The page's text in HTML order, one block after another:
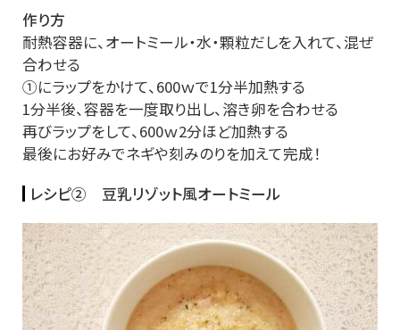
作り方
耐熱容器に、オートミール・水・顆粒だしを入れて、混ぜ
合わせる
①にラップをかけて、600ｗで1分半加熱する
1分半後、容器を一度取り出し、溶き卵を合わせる
再びラップをして、600ｗ2分ほど加熱する
最後にお好みでネギや刻みのりを加えて完成！
レシピ② 豆乳リゾット風オートミール